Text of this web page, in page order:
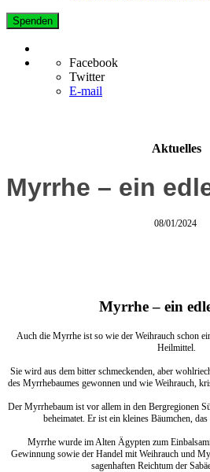
Spenden
Facebook
Twitter
E-mail
Aktuelles
Myrrhe – ein
08/01/2024
Myrrhe – ein
Auch die Myrrhe ist so wie der Weihrauch schon
Heilmittel.
Sie wird aus dem bitter schmeckenden, aber
des Myrrhebaumes gewonnen und wie Weihrauch,
Der Myrrhebaum ist vor allem in den Bergregionen
beheimatet. Er ist ein kleines Bäumchen,
Myrrhe wurde im Alten Ägypten zum
Gewinnung sowie der Handel mit Weihrauch und
sagenhaften Reichtum der